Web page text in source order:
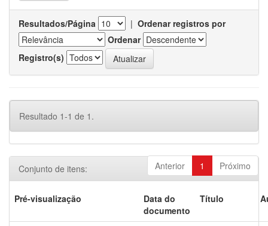
Resultados/Página | Ordenar registros por
Ordenar
Registro(s)
Resultado 1-1 de 1.
Anterior 1 Próximo
Conjunto de itens:
Pré-visualização
Data do
documento
Título